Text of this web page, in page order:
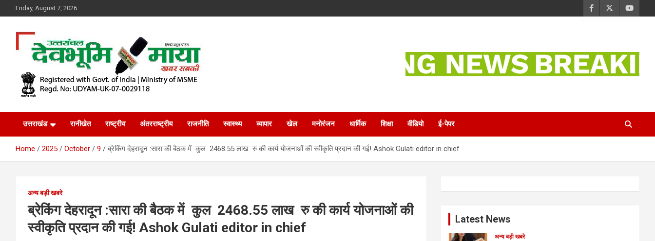
to
Friday, August 7, 2026
Dev Bhoomi Maya
उत्तराखंड रानीखेत राष्ट्रीय अंतरराष्ट्रीय राजनीति स्वास्थ्य व्यापार खेल मनोरंजन धार्मिक शिक्षा वीडियो ई-पेपर
Home 2025 October 9 ब्रेकिंग देहरादून :सारा की बैठक में कुल 2468.55 लाख रु की कार्य योजनाओं की स्वीकृति प्रदान की गई! Ashok Gulati editor in chief
अन्य बड़ी खबरे
ब्रेकिंग देहरादून :सारा की बैठक में कुल 2468.55 लाख रु की कार्य योजनाओं की
स्वीकृति प्रदान की गई! Ashok Gulati editor in chief
Latest News
अन्य बड़ी खबरे